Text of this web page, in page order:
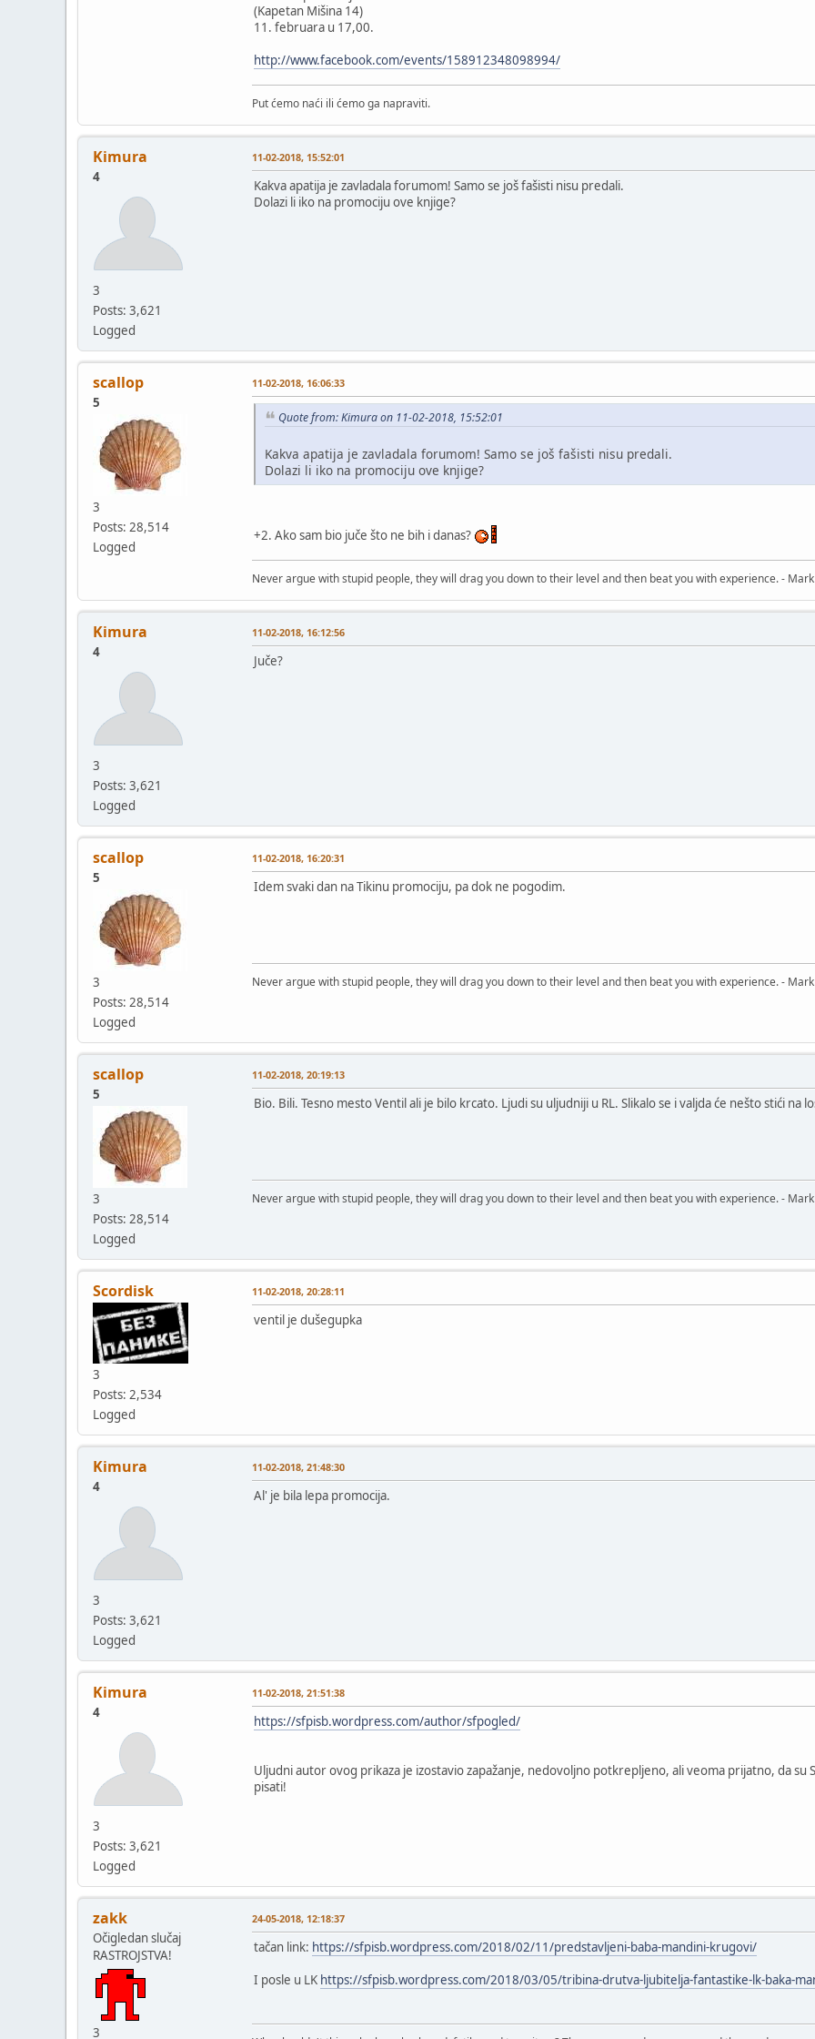
(Kapetan Mišina 14)
11. februara u 17,00.
http://www.facebook.com/events/158912348098994/
Put ćemo naći ili ćemo ga napraviti.
Kimura
4
3
Posts: 3,621
Logged
11-02-2018, 15:52:01
Kakva apatija je zavladala forumom! Samo se još fašisti nisu predali.
Dolazi li iko na promociju ove knjige?
scallop
5
3
Posts: 28,514
Logged
11-02-2018, 16:06:33
Quote from: Kimura on 11-02-2018, 15:52:01
Kakva apatija je zavladala forumom! Samo se još fašisti nisu predali.
Dolazi li iko na promociju ove knjige?
+2. Ako sam bio juče što ne bih i danas?
Never argue with stupid people, they will drag you down to their level and then beat you with experience. -
Kimura
4
3
Posts: 3,621
Logged
11-02-2018, 16:12:56
Juče?
scallop
5
3
Posts: 28,514
Logged
11-02-2018, 16:20:31
Idem svaki dan na Tikinu promociju, pa dok ne pogodim.
Never argue with stupid people, they will drag you down to their level and then beat you with experience. -
scallop
5
3
Posts: 28,514
Logged
11-02-2018, 20:19:13
Bio. Bili. Tesno mesto Ventil ali je bilo krcato. Ljudi su uljudniji u RL. Slikalo se i valjda će nešto stići na
Never argue with stupid people, they will drag you down to their level and then beat you with experience. -
Scordisk
3
Posts: 2,534
Logged
11-02-2018, 20:28:11
ventil je dušegupka
Kimura
4
3
Posts: 3,621
Logged
11-02-2018, 21:48:30
Al' je bila lepa promocija.
Kimura
4
3
Posts: 3,621
Logged
11-02-2018, 21:51:38
https://sfpisb.wordpress.com/author/sfpogled/
Uljudni autor ovog prikaza je izostavio zapažanje, nedovoljno potkrepljeno, ali veoma prijatno, da su
pisati!
zakk
Očigledan slučaj
RASTROJSTVA!
3
24-05-2018, 12:18:37
tačan link: https://sfpisb.wordpress.com/2018/02/11/predstavljeni-baba-mandini-krugovi/
I posle u LK https://sfpisb.wordpress.com/2018/03/05/tribina-drutva-ljubitelja-fantastike-lk-baka-